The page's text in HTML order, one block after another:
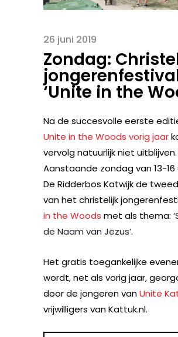
26 juni 2019
Zondag:
‘Unite in the
Na de succesvolle eerste
Unite in the Woods vorig jaar
vervolg natuurlijk niet uitblijven.
Aanstaande zondag van 13-16
De Ridderbos Katwijk de
van het christelijk
in the Woods met als thema:
de Naam van Jezus’.
Het gratis toegankelijke
wordt, net als vorig jaar,
door de jongeren vanUnite
vrijwilligers van Kattuk.nl.